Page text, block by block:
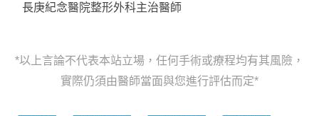
長庚紀念醫院整形外科主治醫師
*以上言論不代表本站立場，任何手術或療程均有其風險，
實際仍須由醫師當面與您進行評估而定*